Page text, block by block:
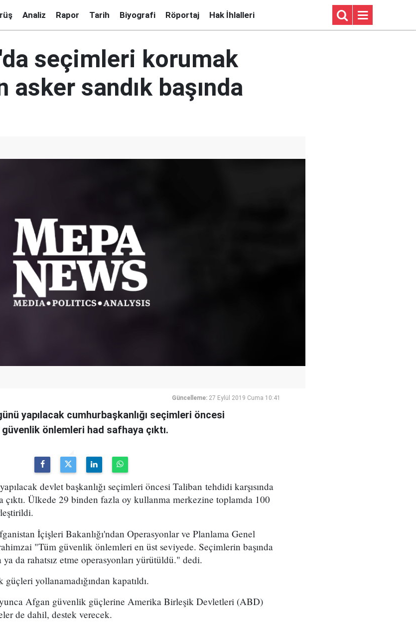
Analiz Rapor Tarih Biyografi Röportaj Hak İhlalleri
seçimleri korumak
sandık başında
Güncelleme: 27 Eylül 2019 Cuma 10:41
yapılacak cumhurbaşkanlığı seçimleri öncesi
önlemleri had safhaya çıktı.
devlet başkanlığı seçimleri öncesi Taliban tehdidi karşısında
çıktı. Ülkede 29 binden fazla oy kullanma merkezine toplamda 100
İçişleri Bakanlığı'ndan Operasyonlar ve Planlama Genel
"Tüm güvenlik önlemleri en üst seviyede. Seçimlerin başında
da rahatsız etme operasyonları yürütüldü." dedi.
yollanamadığından kapatıldı.
Afgan güvenlik güçlerine Amerika Birleşik Devletleri (ABD)
de dahil, destek verecek.